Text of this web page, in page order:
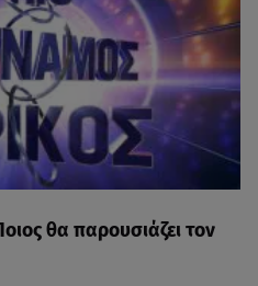
θα παρουσιάζει τον